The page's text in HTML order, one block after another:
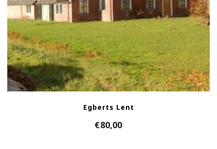
Egberts Lent
€80,00